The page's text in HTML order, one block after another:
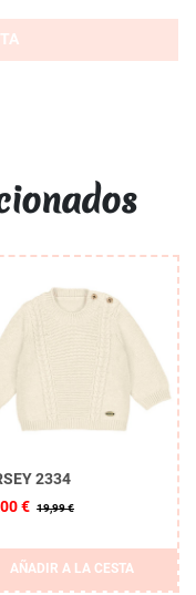
2334
€ 19,99 €
AÑADIR A LA CESTA